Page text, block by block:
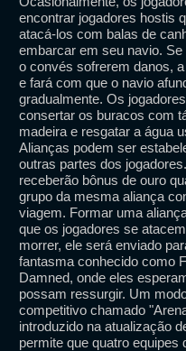
encontrar jogadores hostis
atacá-los com balas de
embarcar em seu navio.
o convés sofrerem danos,
e fará com que o navio
gradualmente. Os
consertar os buracos com
madeira e resgatar a água
Alianças podem ser
outras partes dos
receberão bônus de ouro
grupo da mesma aliança
viagem. Formar uma
que os jogadores se
morrer, ele será enviado
fantasma conhecido como
Damned, onde eles
possam ressurgir. Um
competitivo chamado
introduzido na atualização
permite que quatro equipes